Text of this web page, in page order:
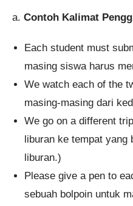
a. Contoh Kalimat
Each student must
masing siswa harus
We watch each of the
masing-masing dari
We go on a different
liburan ke tempat yang
liburan.)
Please give a pen to
sebuah bolpoin untuk